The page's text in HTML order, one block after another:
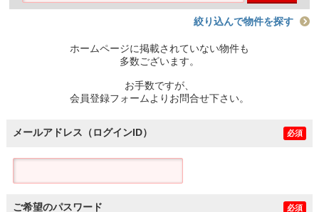
住宅ローン控除シミュレータ
絞り込んで物件を探す
ホームページに掲載されていない物件も
多数ございます。
お手数ですが、
会員登録フォームよりお問合せ下さい。
メールアドレス（ログインID） 必須
ご希望のパスワード 必須